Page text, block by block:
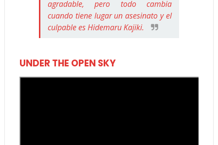
agradable, pero todo cambia
cuando tiene lugar un asesinato y el
culpable es Hidemaru Kajiki.
UNDER THE OPEN SKY